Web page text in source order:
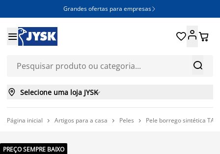
Grandes ofertas para empresas 


 
 Selecione uma loja JYSK
Página inicial  Artigos para a casa  Peles  Pele borrego sintética
PREÇO SEMPRE BAIXO